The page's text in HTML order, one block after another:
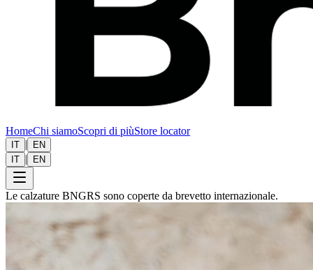
HomeChi siamoScopri di piùStore locator
IT |
EN
IT | EN
Le calzature BNGRS sono coperte da brevetto internazionale.